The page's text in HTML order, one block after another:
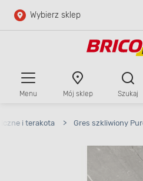
Przejdź do głównej zawartości
Wybierz sklep
Menu Mój sklep Szukaj
i terakota > Gres szkliwiony